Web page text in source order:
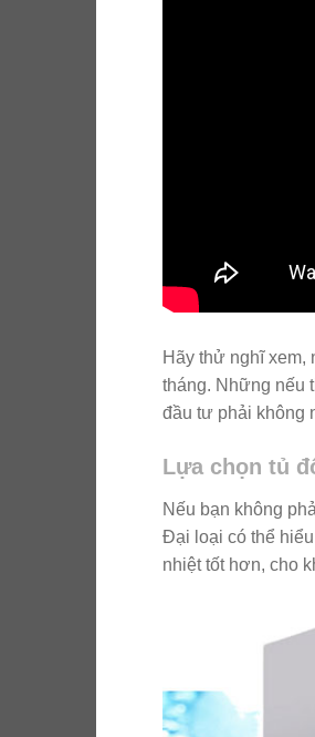
Hãy thử nghĩ xem,
tháng. Những nếu
đầu tư phải không
Lựa chọn tủ
Nếu bạn không
Đại loại có thể
nhiệt tốt hơn, cho